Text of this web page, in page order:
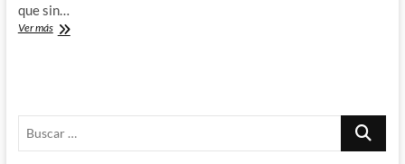
que sin…
Ver másSemana
los
colores
Buscar